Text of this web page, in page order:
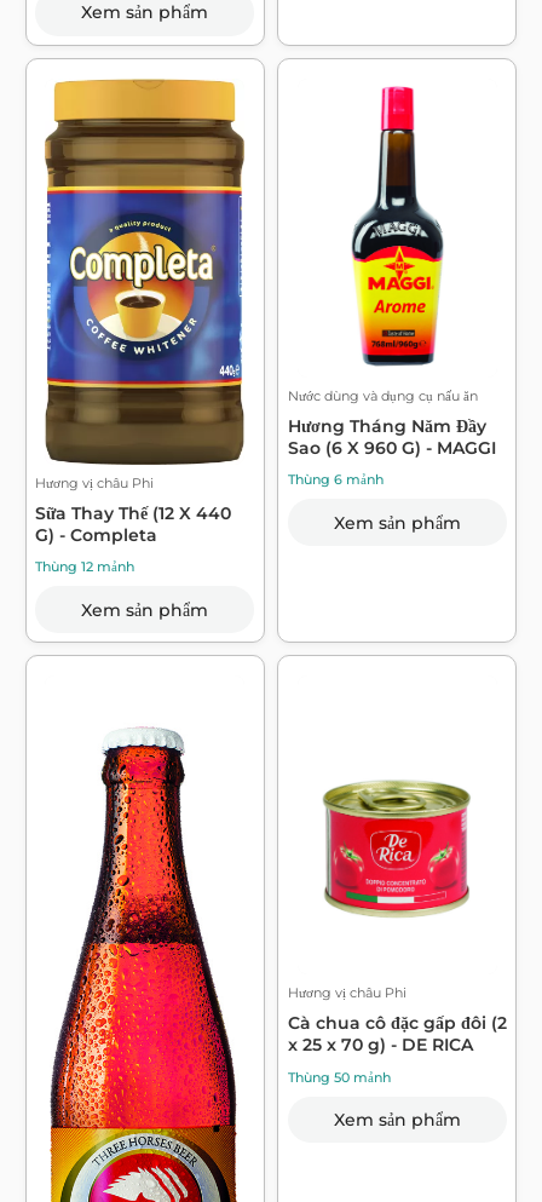
Xem sản phẩm
Hương vị châu Phi
Sữa Thay Thế (12 X 440
G) - Completa
Thùng 12 mảnh
Xem sản phẩm
Nước dùng và dụng cụ nấu ăn
Hương Tháng Năm Đầy
Sao (6 X 960 G) - MAGGI
Thùng 6 mảnh
Xem sản phẩm
Hương vị châu Phi
Cà chua cô đặc gấp đôi (2
x 25 x 70 g) - DE RICA
Thùng 50 mảnh
Xem sản phẩm